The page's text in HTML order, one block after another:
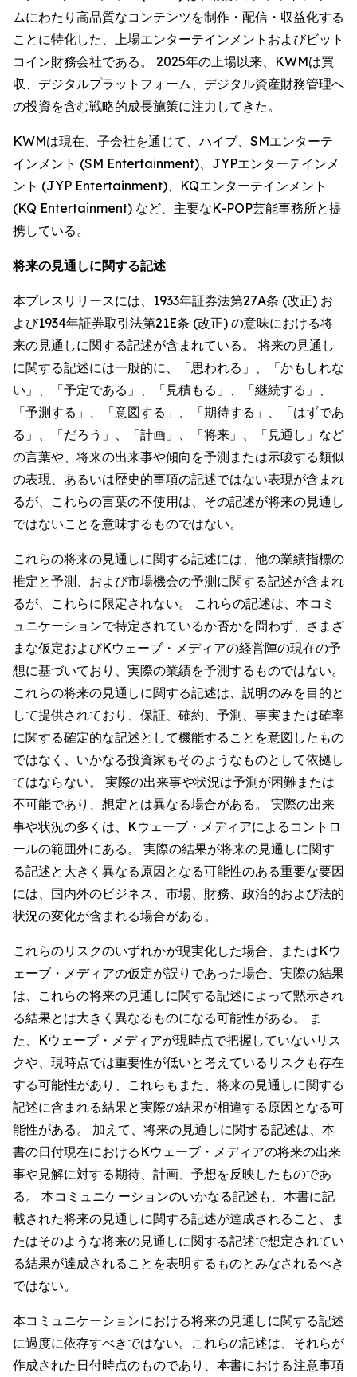
ムにわたり高品質なコンテンツを制作・配信・収益化する
ことに特化した、上場エンターテインメントおよびビット
コイン財務会社である。 2025年の上場以来、KWMは買
収、デジタルプラットフォーム、デジタル資産財務管理へ
の投資を含む戦略的成長施策に注力してきた。
KWMは現在、子会社を通じて、ハイブ、SMエンターテ
インメント (SM Entertainment)、JYPエンターテインメ
ント (JYP Entertainment)、KQエンターテインメント
(KQ Entertainment) など、主要なK-POP芸能事務所と提
携している。
将来の見通しに関する記述
本プレスリリースには、1933年証券法第27A条 (改正) お
よび1934年証券取引法第21E条 (改正) の意味における将
来の見通しに関する記述が含まれている。 将来の見通し
に関する記述には一般的に、「思われる」、「かもしれな
い」、「予定である」、「見積もる」、「継続する」、
「予測する」、「意図する」、「期待する」、「はずであ
る」、「だろう」、「計画」、「将来」、「見通し」など
の言葉や、将来の出来事や傾向を予測または示唆する類似
の表現、あるいは歴史的事項の記述ではない表現が含まれ
るが、これらの言葉の不使用は、その記述が将来の見通し
ではないことを意味するものではない。
これらの将来の見通しに関する記述には、他の業績指標の
推定と予測、および市場機会の予測に関する記述が含まれ
るが、これらに限定されない。 これらの記述は、本コミ
ュニケーションで特定されているか否かを問わず、さまざ
まな仮定およびKウェーブ・メディアの経営陣の現在の予
想に基づいており、実際の業績を予測するものではない。
これらの将来の見通しに関する記述は、説明のみを目的と
して提供されており、保証、確約、予測、事実または確率
に関する確定的な記述として機能することを意図したもの
ではなく、いかなる投資家もそのようなものとして依拠し
てはならない。 実際の出来事や状況は予測が困難または
不可能であり、想定とは異なる場合がある。 実際の出来
事や状況の多くは、Kウェーブ・メディアによるコントロ
ールの範囲外にある。 実際の結果が将来の見通しに関す
る記述と大きく異なる原因となる可能性のある重要な要因
には、国内外のビジネス、市場、財務、政治的および法的
状況の変化が含まれる場合がある。
これらのリスクのいずれかが現実化した場合、またはKウ
ェーブ・メディアの仮定が誤りであった場合、実際の結果
は、これらの将来の見通しに関する記述によって黙示され
る結果とは大きく異なるものになる可能性がある。 ま
た、Kウェーブ・メディアが現時点で把握していないリス
クや、現時点では重要性が低いと考えているリスクも存在
する可能性があり、これらもまた、将来の見通しに関する
記述に含まれる結果と実際の結果が相違する原因となる可
能性がある。 加えて、将来の見通しに関する記述は、本
書の日付現在におけるKウェーブ・メディアの将来の出来
事や見解に対する期待、計画、予想を反映したものであ
る。 本コミュニケーションのいかなる記述も、本書に記
載された将来の見通しに関する記述が達成されること、ま
たはそのような将来の見通しに関する記述で想定されてい
る結果が達成されることを表明するものとみなされるべき
ではない。
本コミュニケーションにおける将来の見通しに関する記述
に過度に依存すべきではない。これらの記述は、それらが
作成された日付時点のものであり、本書における注意事項